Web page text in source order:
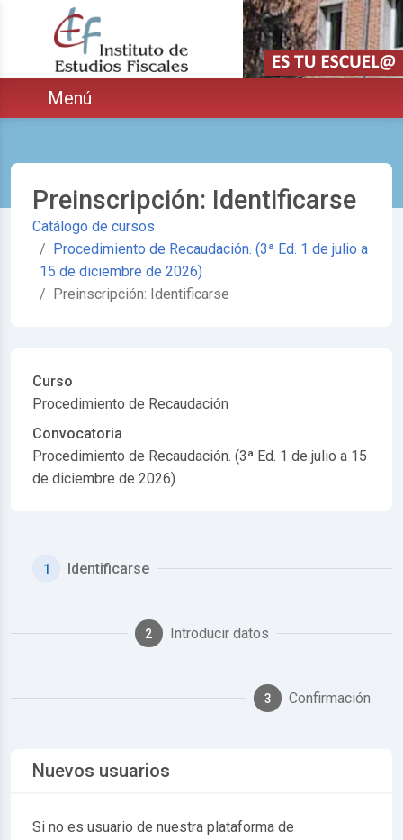
Saltar navegación. Ir directamente al contenido principal
Menú
Preinscripción: Identificarse
Catálogo de cursos
Procedimiento de Recaudación. (3ª Ed. 1 de julio a
15 de diciembre de 2026)
Preinscripción: Identificarse
Curso
Procedimiento de Recaudación
Convocatoria
Procedimiento de Recaudación. (3ª Ed. 1 de julio a 15
de diciembre de 2026)
1 Identificarse
2 Introducir datos
3 Confirmación
Nuevos usuarios
Si no es usuario de nuestra plataforma de